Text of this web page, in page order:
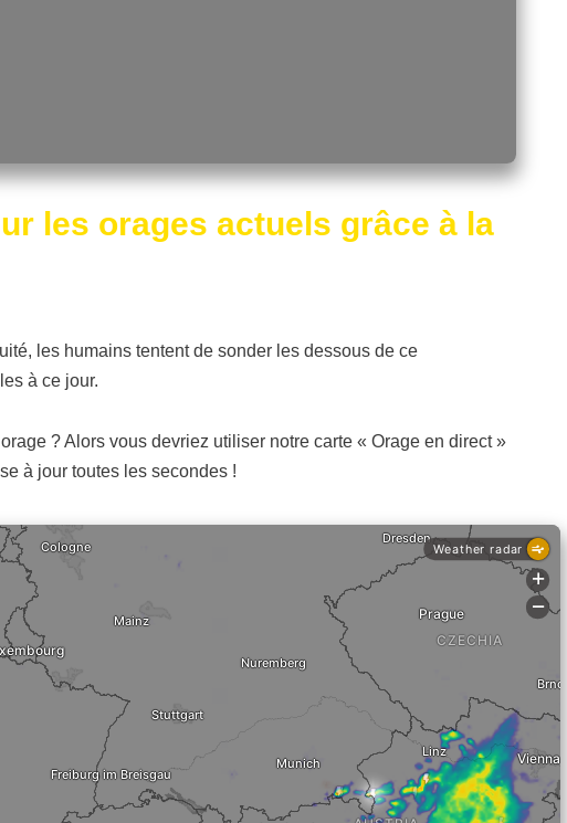
les orages actuels grâce à la
les humains tentent de sonder les dessous de ce
à ce jour.
? Alors vous devriez utiliser notre carte « Orage en direct »
à jour toutes les secondes !